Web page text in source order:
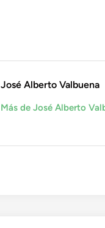
José Alberto Valbuena
Más de José Alberto